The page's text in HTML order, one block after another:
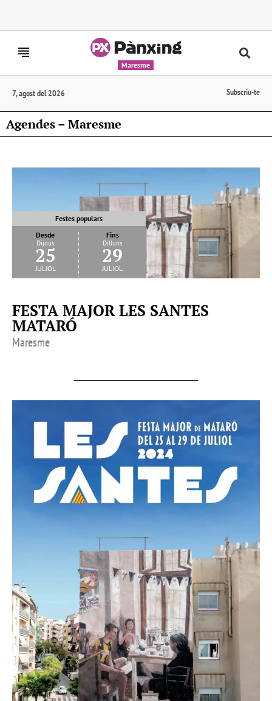
Maresme
7, agost del 2026 Subscriu-te
Agendes – Maresme
Festes populars
Desde
Dijous
25
juliol
Fins
Dilluns
29
juliol
FESTA MAJOR LES SANTES
MATARÓ
Maresme